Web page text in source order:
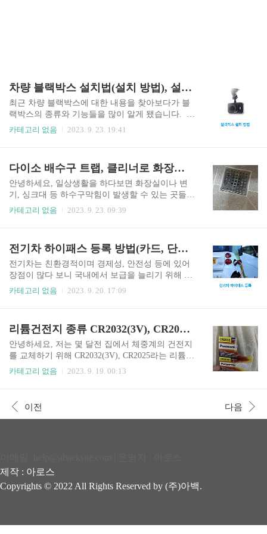
차량 블랙박스 설치법(설치 방법), 설치비, 설치 시간 등 한 번에 정리!
최근 차량 블랙박스에 대한 내용을 찾아보다가 블
랙박스의 종류와 기능들을 많이 알게 됐습니다. 예
를 들어 2채널, 4채널 블랙박스, ai 인식 등 다양한
설치 비용에 있어 부담을 줄이실수도 있을 거 같습
니다. 현재 블랙박스 설치비용에 대한 내용이 궁금
하시다면 아래 링크를 참고해주시면 좋겠고
요. 블랙박스 설치비용 확인 지금부터는 전반
적인 차량의 블랙박스 설치법(방법), 설치비, 시간
겠습니다, 드라이버, 전선 커터, 절연 테이프 등이
필요하겠고요. 아래..
카테고리 없음 2023. 9. 23. 19:41
다이소 배수구 트랩, 클리너로 화장실 하수구 냄새 제거, 청소, 뚫기가 가능할까?
안녕하세요, 일상생활을 하다보면 화장실이나 변
기, 싱크대 등 하수구막힘이 발생할 수 있는 곳들이
항상 있기 마련입니다. 특히 물을 사용하는 공간에
이 생길 수 있죠. 이 때 특정 물질이 역류하거나 배
관 내에서 계속 부패되는 경우 악취가 심하게 올라
와서 냄새로 인해 더욱 불편함을 겪을 수 있는데요.
그러다보니 많은 분들이 시중에서 쉽게 구할 수 있
는 다이소 배수구 트랩, 클리너 등으로 화장실 하수
다를 활용하는 것과 비슷한 느낌인거죠. 오늘 포스
팅에서는 다이소 제품으로 화장..
카테고리 없음 2023. 9. 23. 09:39
전기차 하이패스 등록 방법(카드, 단말기), 고속도로 통행료 할인까지 알아보자!
전기차는 친환경적이며 경제성, 안전성 등에 있어
장점이 많다 보니 국내에서 보급을 늘리기 위해 보
조금 및 취등록세 감면 등 다양한 혜택을 받을 수
니 이런 좋은 기회를 놓치면 안되겠습니다. 따라서
오늘 포스팅에서는 전기차 하이패스 등록 방법(카
드, 단말기)과 고속도로 통행료 할인까지 알아보도
록 할게요! - 목차 - 1. 전기차 하이패스 등록 방법
(카드, 단말기) 2. 고속도로 통행료 할인에 대해 전
이패스 등록에 있어 주의하셔야 되는 사항이 하나
있습니다. 차량을 탁송받을 때 한국도로공사에서
카테고리 없음 2023. 9. 20. 17:09
리튬건전지 종류 CR2032(3V), CR2025, CR2016 차이 및 호환(호환성), 다이소, 편의점 가격 한 번에 정리!
안녕하세요, 저는 몇 달전 집에서 체중계의 건전지
를 교체하기 위해 CR2032(3V), CR2025라는 리튬건
전지 종류에 대해 알게되었는데요. 아마 이 글을 읽
다. 따라서 오늘 글에서는 리튬 건전지에는 어떤 차
이가 있는지와 더불어 서로 호환성이 있는지 알아
글을 통해 바로 정보를 얻어가시기 바랍니다. 호환
여부 바로 확인하기 - 목차 - 1. 리튬건전지란? 2. 건
전지 종류별 가격 및 의미 (CR2032, CR2025, CR..
카테고리 없음 2023. 9. 19. 00:13
이전 다음
제작 : 아로스
Copyrights © 2022 All Rights Reserved by (주)아백.